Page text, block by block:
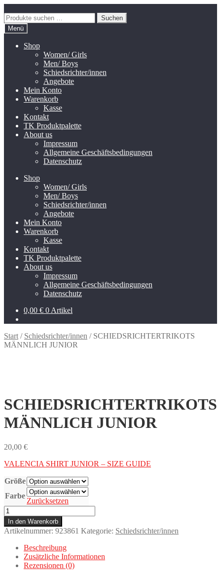
Navigation
springen
Inhalt
springen
Suchen
nach:
Suchen
Menü
Shop
Women/ Girls
Men/ Boys
Schiedsrichter/innen
Angebote
Mein Konto
Warenkorb
Kasse
Kontakt
TK Produktpalette
About us
Impressum
Allgemeine Geschäftsbedingungen
Datenschutz
Shop
Women/ Girls
Men/ Boys
Schiedsrichter/innen
Angebote
Mein Konto
Warenkorb
Kasse
Kontakt
TK Produktpalette
About us
Impressum
Allgemeine Geschäftsbedingungen
Datenschutz
0,00 € 0 Artikel
Start / Schiedsrichter/innen / SCHIEDSRICHTERTRIKOTS
MÄNNLICH JUNIOR
SCHIEDSRICHTERTRIKOTS
MÄNNLICH JUNIOR
20,00 €
VALENCIA SHIRT JUNIOR – SIZE GUIDE
Größe
Farbe
Zurücksetzen
SCHIEDSRICHTERTRIKOTS
MÄNNLICH
JUNIOR
Menge
In den Warenkorb
Artikelnummer: 923861 Kategorie: Schiedsrichter/innen
Beschreibung
Zusätzliche Informationen
Rezensionen (0)